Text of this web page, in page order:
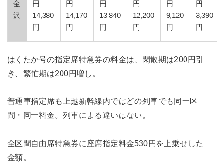
金
沢
円
14,380
円
円
14,170
円
円
13,840
円
円
12,200
円
円
9,120
円
円
3,390
円
はくたか号の指定席特急券の料金は、閑散期は200円引
き、繁忙期は200円増し。
普通車指定席も上越新幹線内ではどの列車でも同一区
間・同一料金。列車による違いはない。
全区間自由席特急券に座席指定料金530円を上乗せした
金額。